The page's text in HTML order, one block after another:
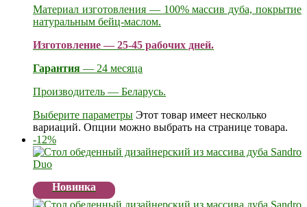
Материал изготовления — 100% массив дуба, покрытие
натуральным бейц-маслом.
Изготовление — 25-45 рабочих дней.
Гарантия — 24 месяца
Производитель — Беларусь.
Выберите параметры Этот товар имеет несколько
вариаций. Опции можно выбрать на странице товара.
-12%
Новинка